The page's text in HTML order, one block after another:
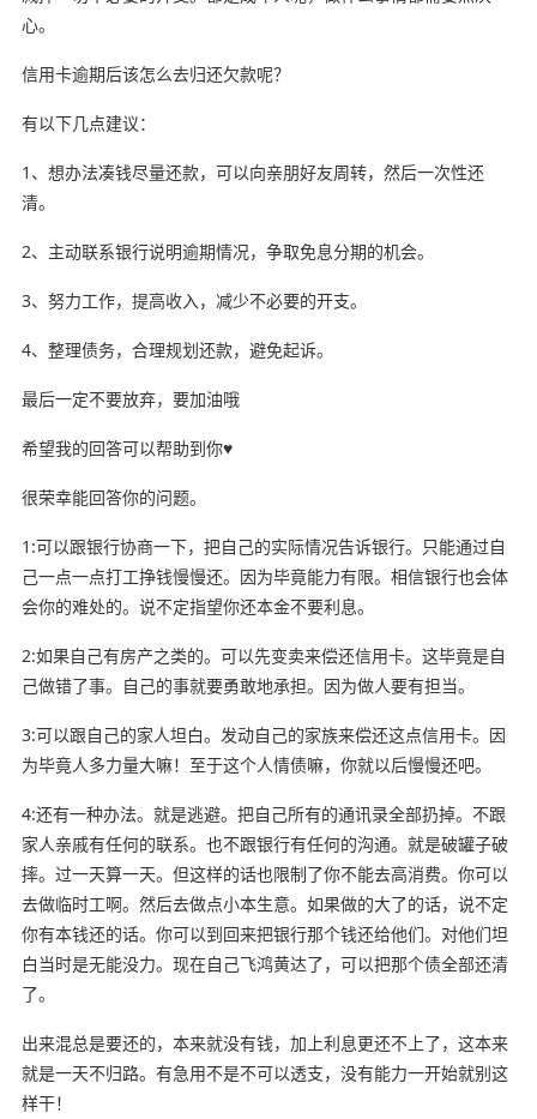
心。
信用卡逾期后该怎么去归还欠款呢？
有以下几点建议：
1、想办法凑钱尽量还款，可以向亲朋好友周转，然后一次性还
清。
2、主动联系银行说明逾期情况，争取免息分期的机会。
3、努力工作，提高收入，减少不必要的开支。
4、整理债务，合理规划还款，避免起诉。
最后一定不要放弃，要加油哦
希望我的回答可以帮助到你♥️
很荣幸能回答你的问题。
1:可以跟银行协商一下，把自己的实际情况告诉银行。只能通过自
己一点一点打工挣钱慢慢还。因为毕竟能力有限。相信银行也会体
会你的难处的。说不定指望你还本金不要利息。
2:如果自己有房产之类的。可以先变卖来偿还信用卡。这毕竟是自
己做错了事。自己的事就要勇敢地承担。因为做人要有担当。
3:可以跟自己的家人坦白。发动自己的家族来偿还这点信用卡。因
为毕竟人多力量大嘛！至于这个人情债嘛，你就以后慢慢还吧。
4:还有一种办法。就是逃避。把自己所有的通讯录全部扔掉。不跟
家人亲戚有任何的联系。也不跟银行有任何的沟通。就是破罐子破
摔。过一天算一天。但这样的话也限制了你不能去高消费。你可以
去做临时工啊。然后去做点小本生意。如果做的大了的话，说不定
你有本钱还的话。你可以到回来把银行那个钱还给他们。对他们坦
白当时是无能没力。现在自己飞鸿黄达了，可以把那个债全部还清
了。
出来混总是要还的，本来就没有钱，加上利息更还不上了，这本来
就是一天不归路。有急用不是不可以透支，没有能力一开始就别这
样干！